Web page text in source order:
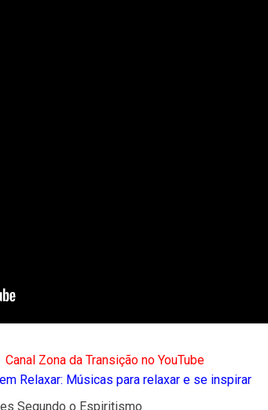
Canal Zona da Transição no YouTube
Relaxar: Músicas para relaxar e se inspirar
Segundo o Espiritismo